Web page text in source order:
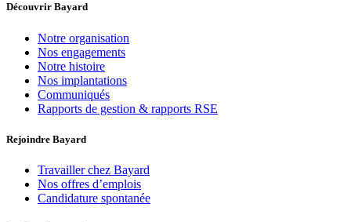
Découvrir Bayard
Notre organisation
Nos engagements
Notre histoire
Nos implantations
Communiqués
Rapports de gestion & rapports RSE
Rejoindre Bayard
Travailler chez Bayard
Nos offres d’emplois
Candidature spontanée